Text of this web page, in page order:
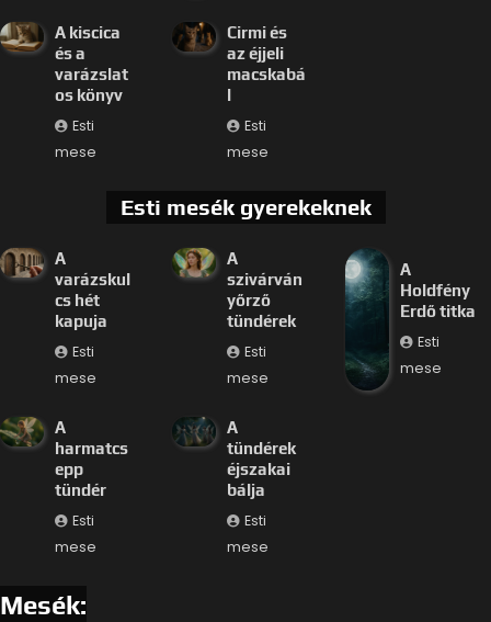
A kiscica
és a
varázslat
os könyv
Esti
mese
Cirmi és
az éjjeli
macskabá
l
Esti
mese
Esti mesék gyerekeknek
A
varázskul
cs hét
kapuja
Esti
mese
A
szivárván
yőrző
tündérek
Esti
mese
A
Holdfény
Erdő titka
Esti
mese
A
harmatcs
epp
tündér
Esti
mese
A
tündérek
éjszakai
bálja
Esti
mese
Mesék: